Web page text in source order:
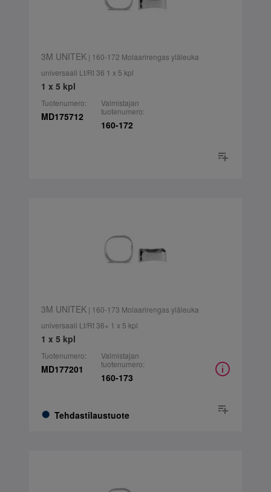
3M UNITEK| 160-172 Molaarirengas yläleuka
universaali Lt/Rt 36 1 x 5 kpl
1 x 5 kpl
Tuotenumero:
MD175712
Valmistajan
tuotenumero:
160-172
3M UNITEK| 160-173 Molaarirengas yläleuka
universaali Lt/Rt 36+ 1 x 5 kpl
1 x 5 kpl
Tuotenumero:
MD177201
Tehdastilaustuote
Valmistajan
tuotenumero:
160-173